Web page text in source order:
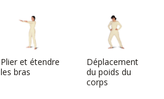
Plier et étendre
les bras
Déplacement
du poids du
corps